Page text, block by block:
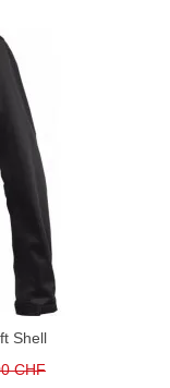
Shell
CHF